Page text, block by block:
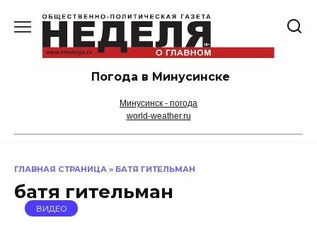
содержанию
Погода в Минусинске
Минусинск - погода
world-weather.ru
ГЛАВНАЯ СТРАНИЦА » БАТЯ ГИТЕЛЬМАН
батя гительман
ВИДЕО